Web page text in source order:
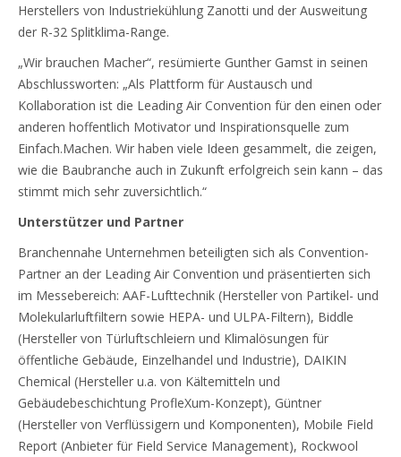
Herstellers von Industriekühlung Zanotti und der Ausweitung
der R-32 Splitklima-Range.
„Wir brauchen Macher“, resümierte Gunther Gamst in seinen
Abschlussworten: „Als Plattform für Austausch und
Kollaboration ist die Leading Air Convention für den einen oder
anderen hoffentlich Motivator und Inspirationsquelle zum
Einfach.Machen. Wir haben viele Ideen gesammelt, die zeigen,
wie die Baubranche auch in Zukunft erfolgreich sein kann – das
stimmt mich sehr zuversichtlich.“
Unterstützer und Partner
Branchennahe Unternehmen beteiligten sich als Convention-
Partner an der Leading Air Convention und präsentierten sich
im Messebereich: AAF-Lufttechnik (Hersteller von Partikel- und
Molekularluftfiltern sowie HEPA- und ULPA-Filtern), Biddle
(Hersteller von Türluftschleiern und Klimalösungen für
öffentliche Gebäude, Einzelhandel und Industrie), DAIKIN
Chemical (Hersteller u.a. von Kältemitteln und
Gebäudebeschichtung ProfleXum-Konzept), Güntner
(Hersteller von Verflüssigern und Komponenten), Mobile Field
Report (Anbieter für Field Service Management), Rockwool